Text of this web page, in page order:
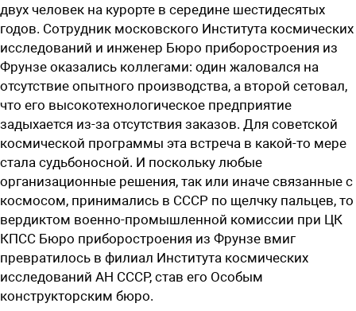
двух человек на курорте в середине шестидесятых
годов. Сотрудник московского Института космических
исследований и инженер Бюро приборостроения из
Фрунзе оказались коллегами: один жаловался на
отсутствие опытного производства, а второй сетовал,
что его высокотехнологическое предприятие
задыхается из-за отсутствия заказов. Для советской
космической программы эта встреча в какой-то мере
стала судьбоносной. И поскольку любые
организационные решения, так или иначе связанные с
космосом, принимались в СССР по щелчку пальцев, то
вердиктом военно-промышленной комиссии при ЦК
КПСС Бюро приборостроения из Фрунзе вмиг
превратилось в филиал Института космических
исследований АН СССР, став его Особым
конструкторским бюро.